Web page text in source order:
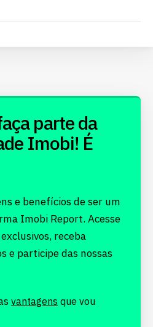
parte da
Imobi! É
e benefícios de ser um
Imobi Report. Acesse
receba
e participe das nossas
vantagens que vou